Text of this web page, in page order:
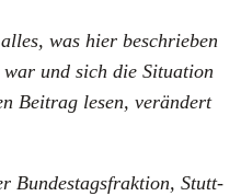
was hier beschrie­ben
und sich die Situa­ti­on
Bei­trag lesen, ver­än­dert
Bun­des­tags­frak­ti­on, Stutt­